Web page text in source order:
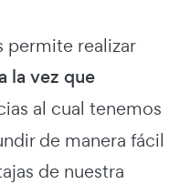
permite realizar
la vez que
al cual tenemos
de manera fácil
de nuestra